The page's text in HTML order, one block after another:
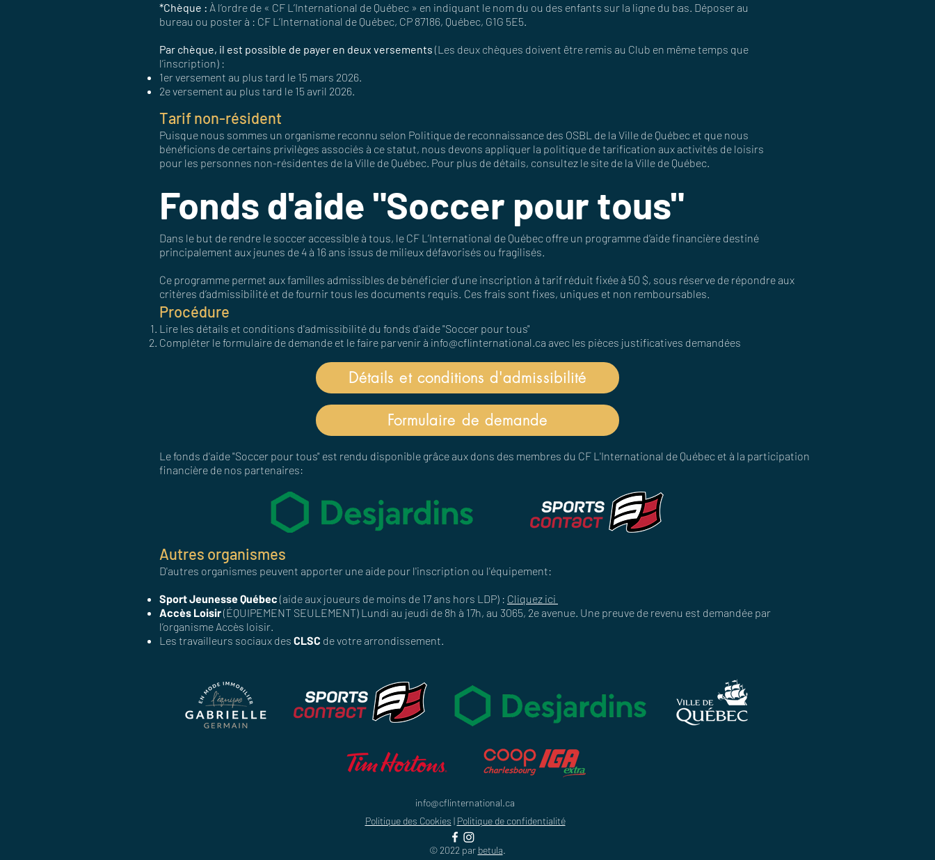
*Chèque : À l’ordre de « CF L’International de Québec » en indiquant le nom du ou des enfants sur la ligne du bas. Déposer au
bureau ou poster à : CF L’International de Québec, CP 87186, Québec, G1G 5E5.
Par chèque, il est possible de payer en deux versements (Les deux chèques doivent être remis au Club en même temps que
l’inscription) :
1er versement au plus tard le 15 mars 2026.
2e versement au plus tard le 15 avril 2026.
Tarif non-résident
Puisque nous sommes un organisme reconnu selon Politique de reconnaissance des OSBL de la Ville de Québec et que nous
bénéficions de certains privilèges associés à ce statut, nous devons appliquer la politique de tarification aux activités de loisirs
pour les personnes non-résidentes de la Ville de Québec. Pour plus de détails, consultez le site de la Ville de Québec.
Fonds d'aide "Soccer pour tous"
Dans le but de rendre le soccer accessible à tous, le CF L’International de Québec offre un programme d’aide financière destiné
principalement aux jeunes de 4 à 16 ans issus de milieux défavorisés ou fragilisés.
Ce programme permet aux familles admissibles de bénéficier d’une inscription à tarif réduit fixée à 50 $, sous réserve de répondre aux
critères d’admissibilité et de fournir tous les documents requis. Ces frais sont fixes, uniques et non remboursables.
Procédure
Lire les détails et conditions d'admissibilité du fonds d'aide "Soccer pour tous"​
Compléter le formulaire de demande et le faire parvenir à info@cflinternational.ca avec les pièces justificatives demandées
Détails et conditions d'admissibilité
Formulaire de demande
Le fonds d'aide "Soccer pour tous" est rendu disponible grâce aux dons des membres du CF L'International de Québec et à la participation
financière de nos partenaires:
Autres organismes
​D'autres organismes peuvent apporter une aide pour l'inscription ou l'équipement:
Sport Jeunesse Québec (aide aux joueurs de moins de 17 ans hors LDP) : Cliquez ici
Accès Loisir(ÉQUIPEMENT SEULEMENT) Lundi au jeudi de 8h à 17h, au 3065, 2e avenue. Une preuve de revenu est demandée par
l’organisme Accès loisir.
Les travailleurs sociaux des CLSC de votre arrondissement.
info@cflinternational.ca
Politique des Cookies | Politique de confidentialité
© 2022 par betula.